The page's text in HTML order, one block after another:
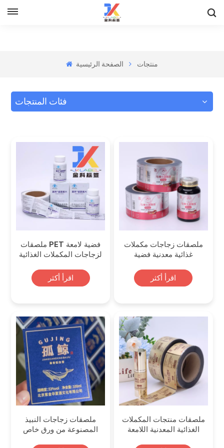
الصفحة الرئيسية منتجات
فئات المنتجات
ملصقات PET فضية لامعة
لزجاجات المكملات الغذائية
اقرأ أكثر
ملصقات زجاجات مكملات
غذائية معدنية فضية
اقرأ أكثر
ملصقات زجاجات النبيذ
المصنوعة من ورق خاص
ملصقات منتجات المكملات
الغذائية المعدنية اللامعة